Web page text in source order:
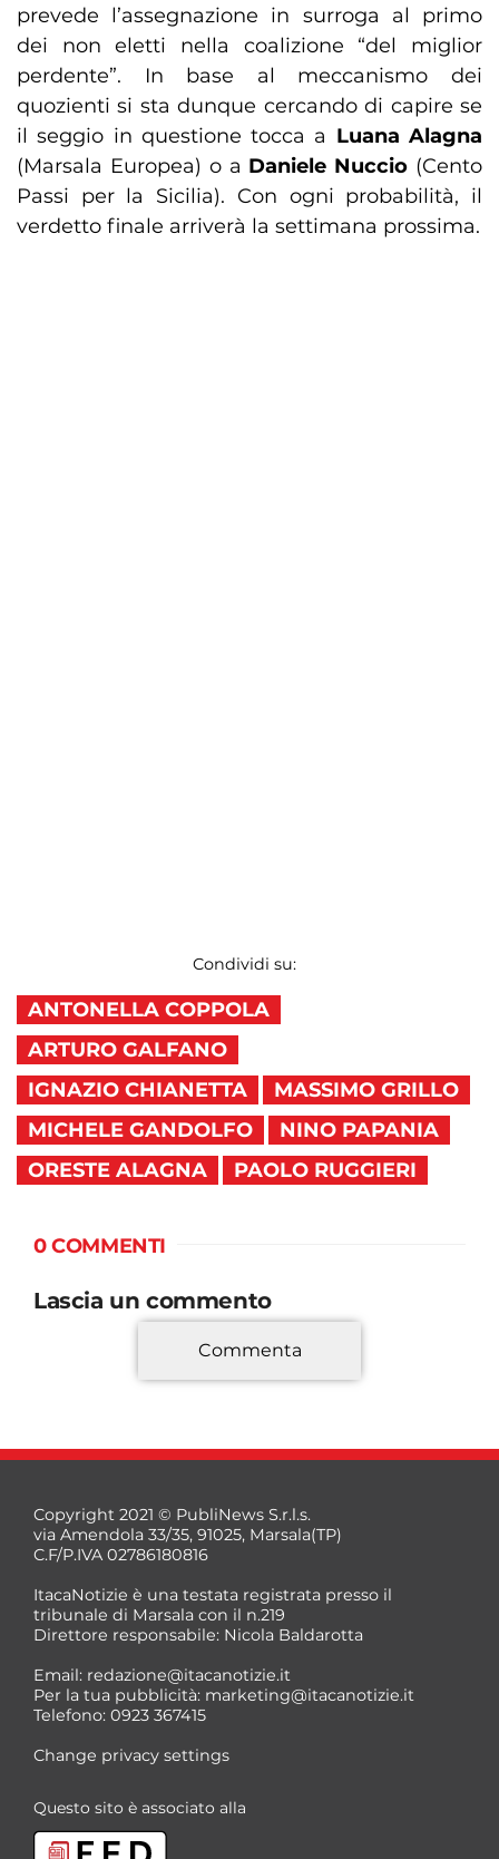
prevede l’assegnazione in surroga al primo
dei non eletti nella coalizione “del miglior
perdente”. In base al meccanismo dei
quozienti si sta dunque cercando di capire se
il seggio in questione tocca a Luana Alagna
(Marsala Europea) o a Daniele Nuccio (Cento
Passi per la Sicilia). Con ogni probabilità, il
verdetto finale arriverà la settimana prossima.
Condividi su:
ANTONELLA COPPOLA
ARTURO GALFANO
IGNAZIO CHIANETTA
MASSIMO GRILLO
MICHELE GANDOLFO
NINO PAPANIA
ORESTE ALAGNA
PAOLO RUGGIERI
0 COMMENTI
Lascia un commento
*
*
Commenta
Copyright 2021 © PubliNews S.r.l.s.
via Amendola 33/35, 91025, Marsala(TP)
C.F/P.IVA 02786180816
ItacaNotizie è una testata registrata presso il
tribunale di Marsala con il n.219
Direttore responsabile: Nicola Baldarotta
Email: redazione@itacanotizie.it
Per la tua pubblicità: marketing@itacanotizie.it
Telefono: 0923 367415
Change privacy settings
Questo sito è associato alla